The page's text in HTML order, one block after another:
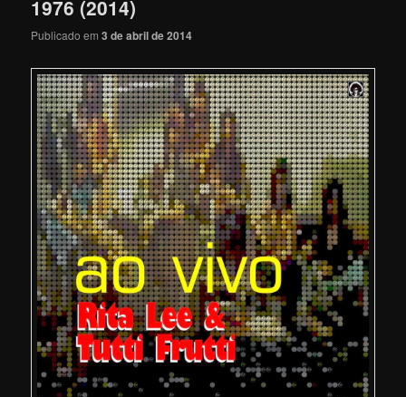
1976 (2014)
Publicado em3 de abril de 2014